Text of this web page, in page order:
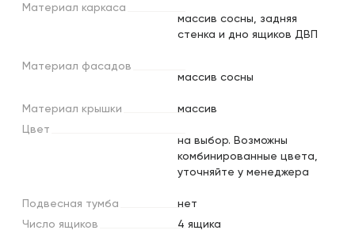
Материал каркаса
массив сосны, задняя
стенка и дно ящиков ДВП
Материал фасадов
массив сосны
Материал крышки
массив
Цвет
на выбор. Возможны
комбинированные цвета,
уточняйте у менеджера
Подвесная тумба
нет
Число ящиков
4 ящика